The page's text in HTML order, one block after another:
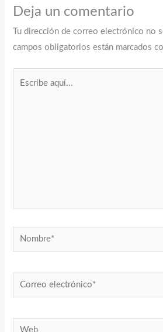
Deja un comentario
Tu dirección de correo electrónico no
campos obligatorios están marcados
Nombre*
Correo
electrónico*
Web